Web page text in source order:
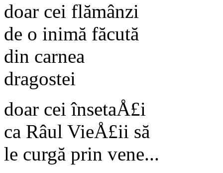
doar cei flămânzi
de o inimă făcută
din carnea
dragostei
doar cei însetaÅ£i
ca Râul VieÅ£ii să
le curgă prin vene...